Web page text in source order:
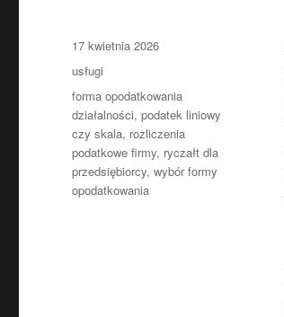
Data
publikacji
17 kwietnia 2026
Kategorie
usługi
Tagi
forma opodatkowania
działalności,podatek liniowy
czy skala, rozliczenia
podatkowe firmy, ryczałt dla
przedsiębiorcy,wybór formy
opodatkowania